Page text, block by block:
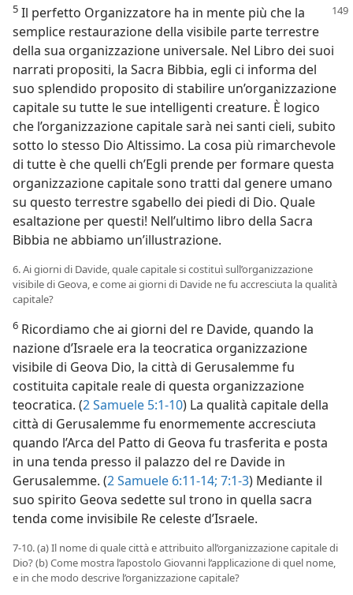
5 Il perfetto Organizzatore ha in mente più che la
semplice restaurazione della visibile parte terrestre
della sua organizzazione universale. Nel Libro dei suoi
narrati propositi, la Sacra Bibbia, egli ci informa del
suo splendido proposito di stabilire un’organizzazione
capitale su tutte le sue intelligenti creature. È logico
che l’organizzazione capitale sarà nei santi cieli, subito
sotto lo stesso Dio Altissimo. La cosa più rimarchevole
di tutte è che quelli ch’Egli prende per formare questa
organizzazione capitale sono tratti dal genere umano
su questo terrestre sgabello dei piedi di Dio. Quale
esaltazione per questi! Nell’ultimo libro della Sacra
Bibbia ne abbiamo un’illustrazione.
6. Ai giorni di Davide, quale capitale si costituì sull’organizzazione
visibile di Geova, e come ai giorni di Davide ne fu accresciuta la qualità
capitale?
6 Ricordiamo che ai giorni del re Davide, quando la
nazione d’Israele era la teocratica organizzazione
visibile di Geova Dio, la città di Gerusalemme fu
costituita capitale reale di questa organizzazione
teocratica. (2 Samuele 5:1-10) La qualità capitale della
città di Gerusalemme fu enormemente accresciuta
quando l’Arca del Patto di Geova fu trasferita e posta
in una tenda presso il palazzo del re Davide in
Gerusalemme. (2 Samuele 6:11-14; 7:1-3) Mediante il
suo spirito Geova sedette sul trono in quella sacra
tenda come invisibile Re celeste d’Israele.
7-10. (a) Il nome di quale città e attribuito all’organizzazione capitale di
Dio? (b) Come mostra l’apostolo Giovanni l’applicazione di quel nome,
e in che modo descrive l’organizzazione capitale?